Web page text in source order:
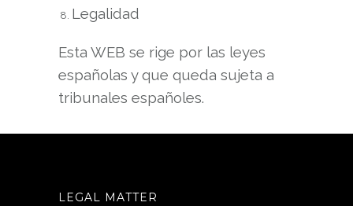
Legalidad
Esta WEB se rige por las leyes
españolas y que queda sujeta a
tribunales españoles.
LEGAL MATTER